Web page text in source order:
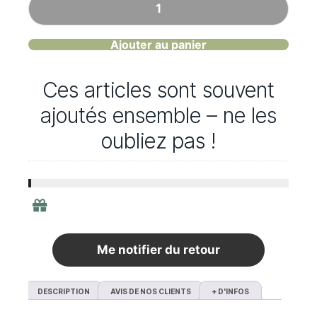
Ajouter au panier
Ces articles sont souvent
ajoutés ensemble – ne les
oubliez pas !
Me notifier du retour
DESCRIPTION AVIS DE NOS CLIENTS + D'INFOS